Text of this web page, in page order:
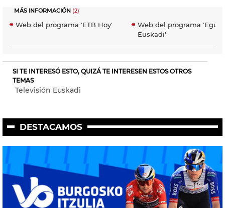
MÁS INFORMACIÓN (2)
Web del programa 'ETB Hoy'
Web del programa 'Egun
Euskadi'
SI TE INTERESÓ ESTO, QUIZÁ TE INTERESEN ESTOS OTROS
TEMAS
Televisión Euskadi
DESTACAMOS